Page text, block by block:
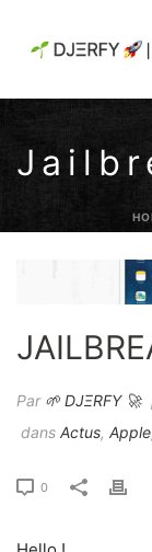
Par 🌱 DJΞRFY 🚀
dans Actus, Apple
0